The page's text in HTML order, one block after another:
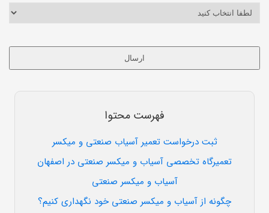
ارسال
قسمت
فهرست محتوا
ثبت درخواست تعمیر آسیاب صنعتی و میکسر
تعمیرگاه تخصصی آسیاب و میکسر صنعتی در اصفهان
آسیاب و میکسر صنعتی
چگونه از آسیاب و میکسر صنعتی خود نگهداری کنیم؟